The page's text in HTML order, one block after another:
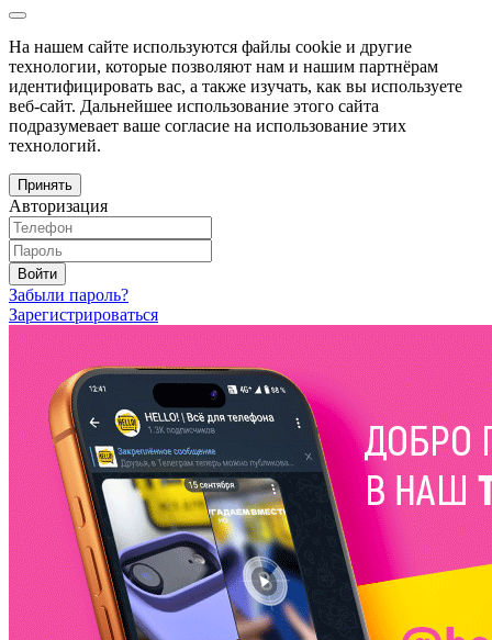
На нашем сайте используются файлы cookie и другие
технологии, которые позволяют нам и нашим партнёрам
идентифицировать вас, а также изучать, как вы используете
веб-сайт. Дальнейшее использование этого сайта
подразумевает ваше согласие на использование этих
технологий.
Принять
Авторизация
Войти
Забыли пароль?
Зарегистрироваться